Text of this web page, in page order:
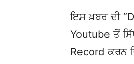
ਇਸ ਖ਼ਬਰ ਦੀ
Youtube ਤੋਂ
Record ਕਰਨ